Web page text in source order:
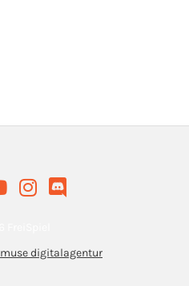
muse digitalagentur